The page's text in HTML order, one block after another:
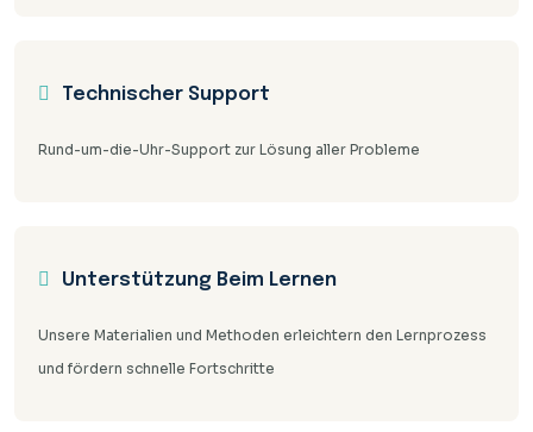
Technischer Support
Rund-um-die-Uhr-Support zur Lösung aller Probleme
Unterstützung Beim Lernen
Unsere Materialien und Methoden erleichtern den Lernprozess
und fördern schnelle Fortschritte